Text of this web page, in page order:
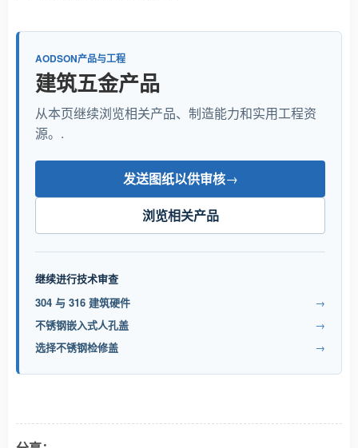
AODSON产品与工程
建筑五金产品
从本页继续浏览相关产品、制造能力和实用工程资
源。.
发送图纸以供审核→
浏览相关产品
继续进行技术审查
304 与 316 建筑硬件
→
不锈钢嵌入式人孔盖
→
选择不锈钢检修盖
→